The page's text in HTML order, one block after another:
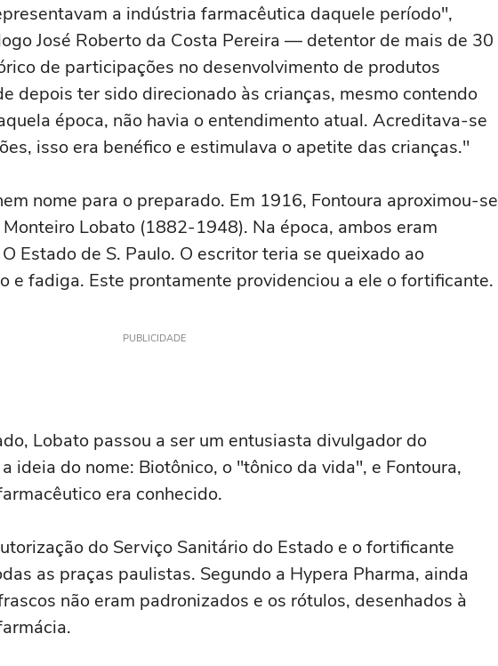
a indústria farmacêutica daquele período",
José Roberto da Costa Pereira — detentor de mais de 30
de participações no desenvolvimento de produtos
depois ter sido direcionado às crianças, mesmo contendo
época, não havia o entendimento atual. Acreditava-se
isso era benéfico e estimulava o apetite das crianças."
nome para o preparado. Em 1916, Fontoura aproximou-se
Lobato (1882-1948). Na época, ambos eram
Estado de S. Paulo. O escritor teria se queixado ao
e fadiga. Este prontamente providenciou a ele o fortificante.
PUBLICIDADE
Lobato passou a ser um entusiasta divulgador do
ideia do nome: Biotônico, o "tônico da vida", e Fontoura,
era conhecido.
do Serviço Sanitário do Estado e o fortificante
as praças paulistas. Segundo a Hypera Pharma, ainda
não eram padronizados e os rótulos, desenhados à